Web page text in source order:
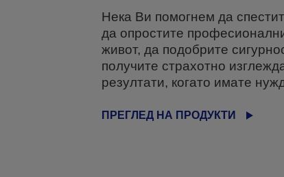
Нека Ви помогнем да
да опростите
живот, да подобрите
получите страхотно
резултати, когато имате
ПРЕГЛЕД НА ПРОДУКТИ